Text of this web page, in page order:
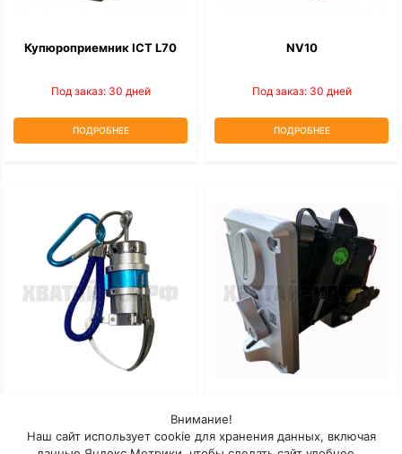
Купюроприемник ICT L70
Под заказ: 30 дней
ПОДРОБНЕЕ
NV10
Под заказ: 30 дней
ПОДРОБНЕЕ
Внимание!
Наш сайт использует cookie для хранения данных, включая